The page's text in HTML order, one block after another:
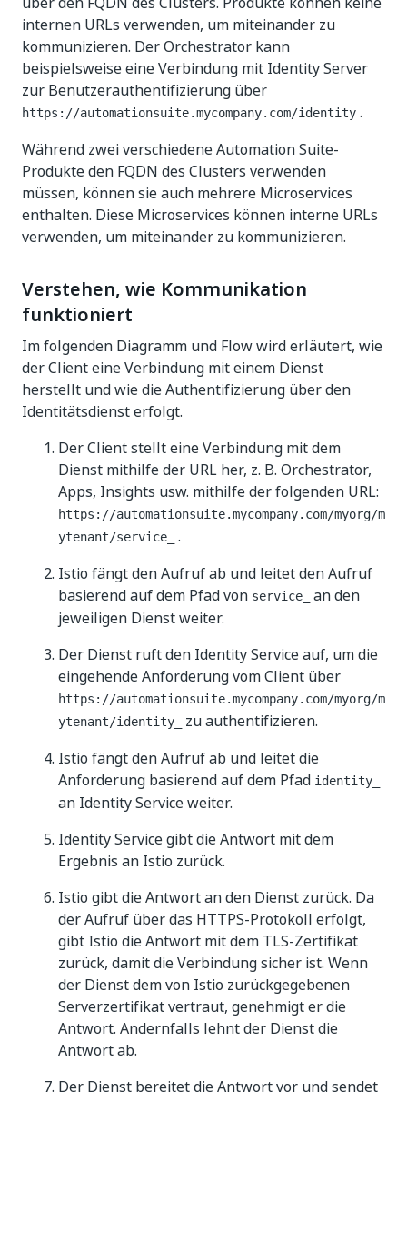
internen URLs verwenden, um miteinander zu
kommunizieren. Der Orchestrator kann
beispielsweise eine Verbindung mit Identity Server
zur Benutzerauthentifizierung über
https://automationsuite.mycompany.com/identity .
Während zwei verschiedene Automation Suite-
Produkte den FQDN des Clusters verwenden
müssen, können sie auch mehrere Microservices
enthalten. Diese Microservices können interne URLs
verwenden, um miteinander zu kommunizieren.
Verstehen, wie Kommunikation
funktioniert
Im folgenden Diagramm und Flow wird erläutert, wie
der Client eine Verbindung mit einem Dienst
herstellt und wie die Authentifizierung über den
Identitätsdienst erfolgt.
Der Client stellt eine Verbindung mit dem
Dienst mithilfe der URL her, z. B. Orchestrator,
Apps, Insights usw. mithilfe der folgenden URL:
https://automationsuite.mycompany.com/myorg/m
ytenant/service_
.
Istio fängt den Aufruf ab und leitet den Aufruf
basierend auf dem Pfad von service_
an den
jeweiligen Dienst weiter.
Der Dienst ruft den Identity Service auf, um die
eingehende Anforderung vom Client über
https://automationsuite.mycompany.com/myorg/m
ytenant/identity_
zu authentifizieren.
Istio fängt den Aufruf ab und leitet die
Anforderung basierend auf dem Pfad identity_
an Identity Service weiter.
Identity Service gibt die Antwort mit dem
Ergebnis an Istio zurück.
Istio gibt die Antwort an den Dienst zurück. Da
der Aufruf über das HTTPS-Protokoll erfolgt,
gibt Istio die Antwort mit dem TLS-Zertifikat
zurück, damit die Verbindung sicher ist. Wenn
der Dienst dem von Istio zurückgegebenen
Serverzertifikat vertraut, genehmigt er die
Antwort. Andernfalls lehnt der Dienst die
Antwort ab.
Der Dienst bereitet die Antwort vor und sendet